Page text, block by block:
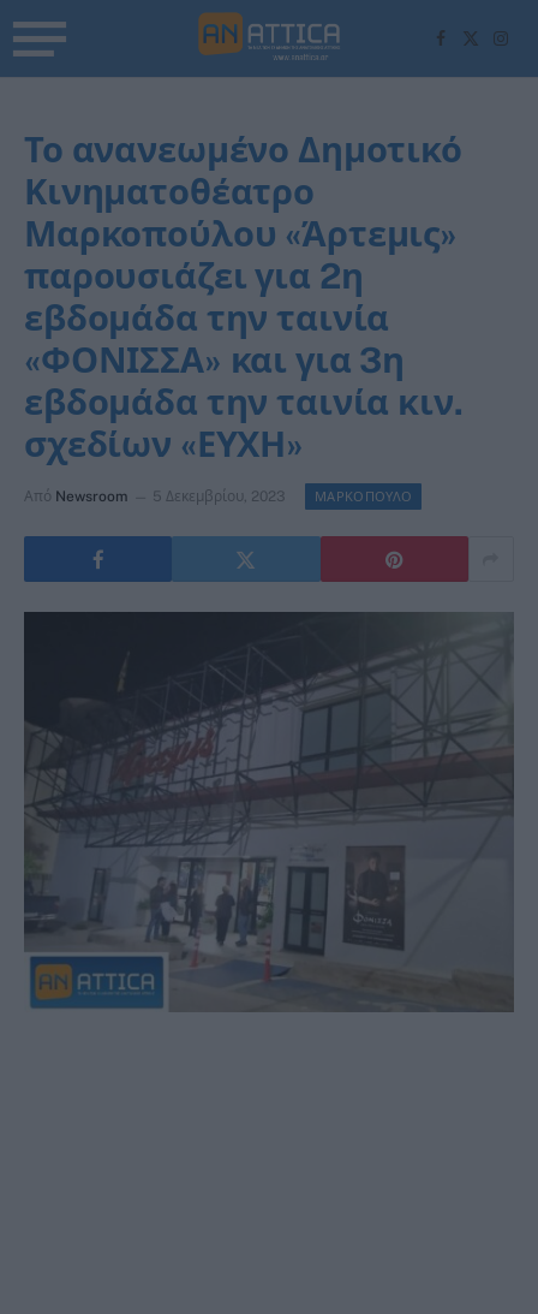
Facebook
X
(Twitter)
Το ανανεωμένο Δημοτικό
Κινηματοθέατρο
Μαρκοπούλου «Άρτεμις»
παρουσιάζει για 2η
εβδομάδα την ταινία
«ΦΟΝΙΣΣΑ» και για 3η
εβδομάδα την ταινία κιν.
σχεδίων «ΕΥΧΗ»
Από Newsroom 5 Δεκεμβρίου, 2023 ΜΑΡΚΟΠΟΥΛΟ